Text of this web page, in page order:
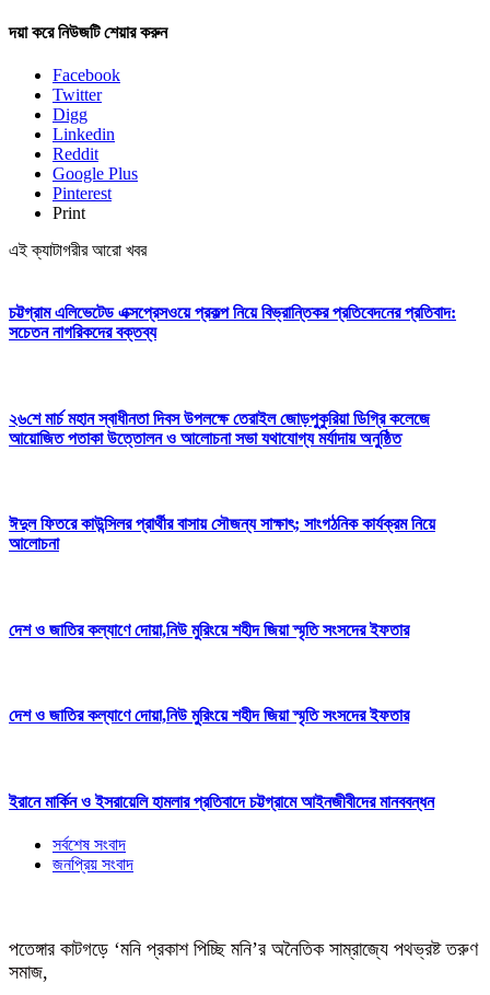
দয়া করে নিউজটি শেয়ার করুন
Facebook
Twitter
Digg
Linkedin
Reddit
Google Plus
Pinterest
Print
এই ক্যাটাগরীর আরো খবর
চট্টগ্রাম এলিভেটেড এক্সপ্রেসওয়ে প্রকল্প নিয়ে বিভ্রান্তিকর প্রতিবেদনের প্রতিবাদ:
সচেতন নাগরিকদের বক্তব্য
২৬শে মার্চ মহান স্বাধীনতা দিবস উপলক্ষে তেরাইল জোড়পুকুরিয়া ডিগ্রি কলেজে
আয়োজিত পতাকা উত্তোলন ও আলোচনা সভা যথাযোগ্য মর্যাদায় অনুষ্ঠিত
ঈদুল ফিতরে কাউন্সিলর প্রার্থীর বাসায় সৌজন্য সাক্ষাৎ; সাংগঠনিক কার্যক্রম নিয়ে
আলোচনা
দেশ ও জাতির কল্যাণে দোয়া,নিউ মুরিংয়ে শহীদ জিয়া স্মৃতি সংসদের ইফতার
দেশ ও জাতির কল্যাণে দোয়া,নিউ মুরিংয়ে শহীদ জিয়া স্মৃতি সংসদের ইফতার
ইরানে মার্কিন ও ইসরায়েলি হামলার প্রতিবাদে চট্টগ্রামে আইনজীবীদের মানববন্ধন
সর্বশেষ সংবাদ
জনপ্রিয় সংবাদ
পতেঙ্গার কাটগড়ে ‘মনি প্রকাশ পিচ্ছি মনি’র অনৈতিক সাম্রাজ্যে পথভ্রষ্ট তরুণ
সমাজ,